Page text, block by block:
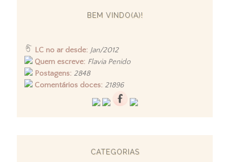
BEM VINDO(A)!
LC no ar desde: Jan/2012
Quem escreve: Flavia Penido
Postagens: 2848
Comentários doces: 21896
CATEGORIAS